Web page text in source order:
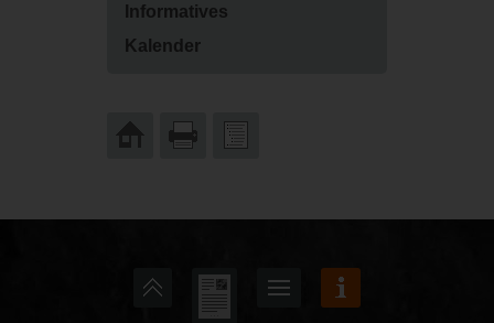
Informatives
Kalender